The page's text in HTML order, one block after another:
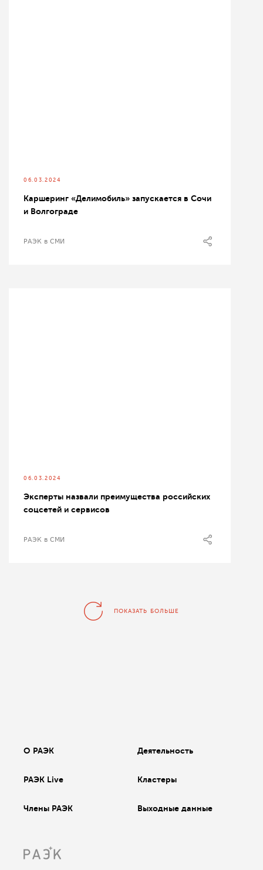
06.03.2024
Каршеринг «Делимобиль» запускается в Сочи
и Волгограде
РАЭК в СМИ
06.03.2024
Эксперты назвали преимущества российских
соцсетей и сервисов
РАЭК в СМИ
ПОКАЗАТЬ БОЛЬШЕ
О РАЭК Деятельность
РАЭК Live Кластеры
Члены РАЭК Выходные данные